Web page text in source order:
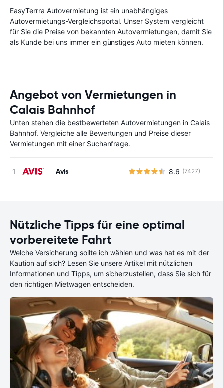
EasyTerrra Autovermietung ist ein unabhängiges
Autovermietungs-Vergleichsportal. Unser System vergleicht
für Sie die Preise von bekannten Autovermietungen, damit Sie
als Kunde bei uns immer ein günstiges Auto mieten können.
Angebot von Vermietungen in
Calais Bahnhof
Unten stehen die bestbewerteten Autovermietungen in Calais
Bahnhof. Vergleiche alle Bewertungen und Preise dieser
Vermietungen mit einer Suchanfrage.
Avis 8.6 (7427)
Nützliche Tipps für eine optimal
vorbereitete Fahrt
Welche Versicherung sollte ich wählen und was hat es mit der
Kaution auf sich? Lesen Sie unsere Artikel mit nützlichen
Informationen und Tipps, um sicherzustellen, dass Sie sich für
den richtigen Mietwagen entscheiden.